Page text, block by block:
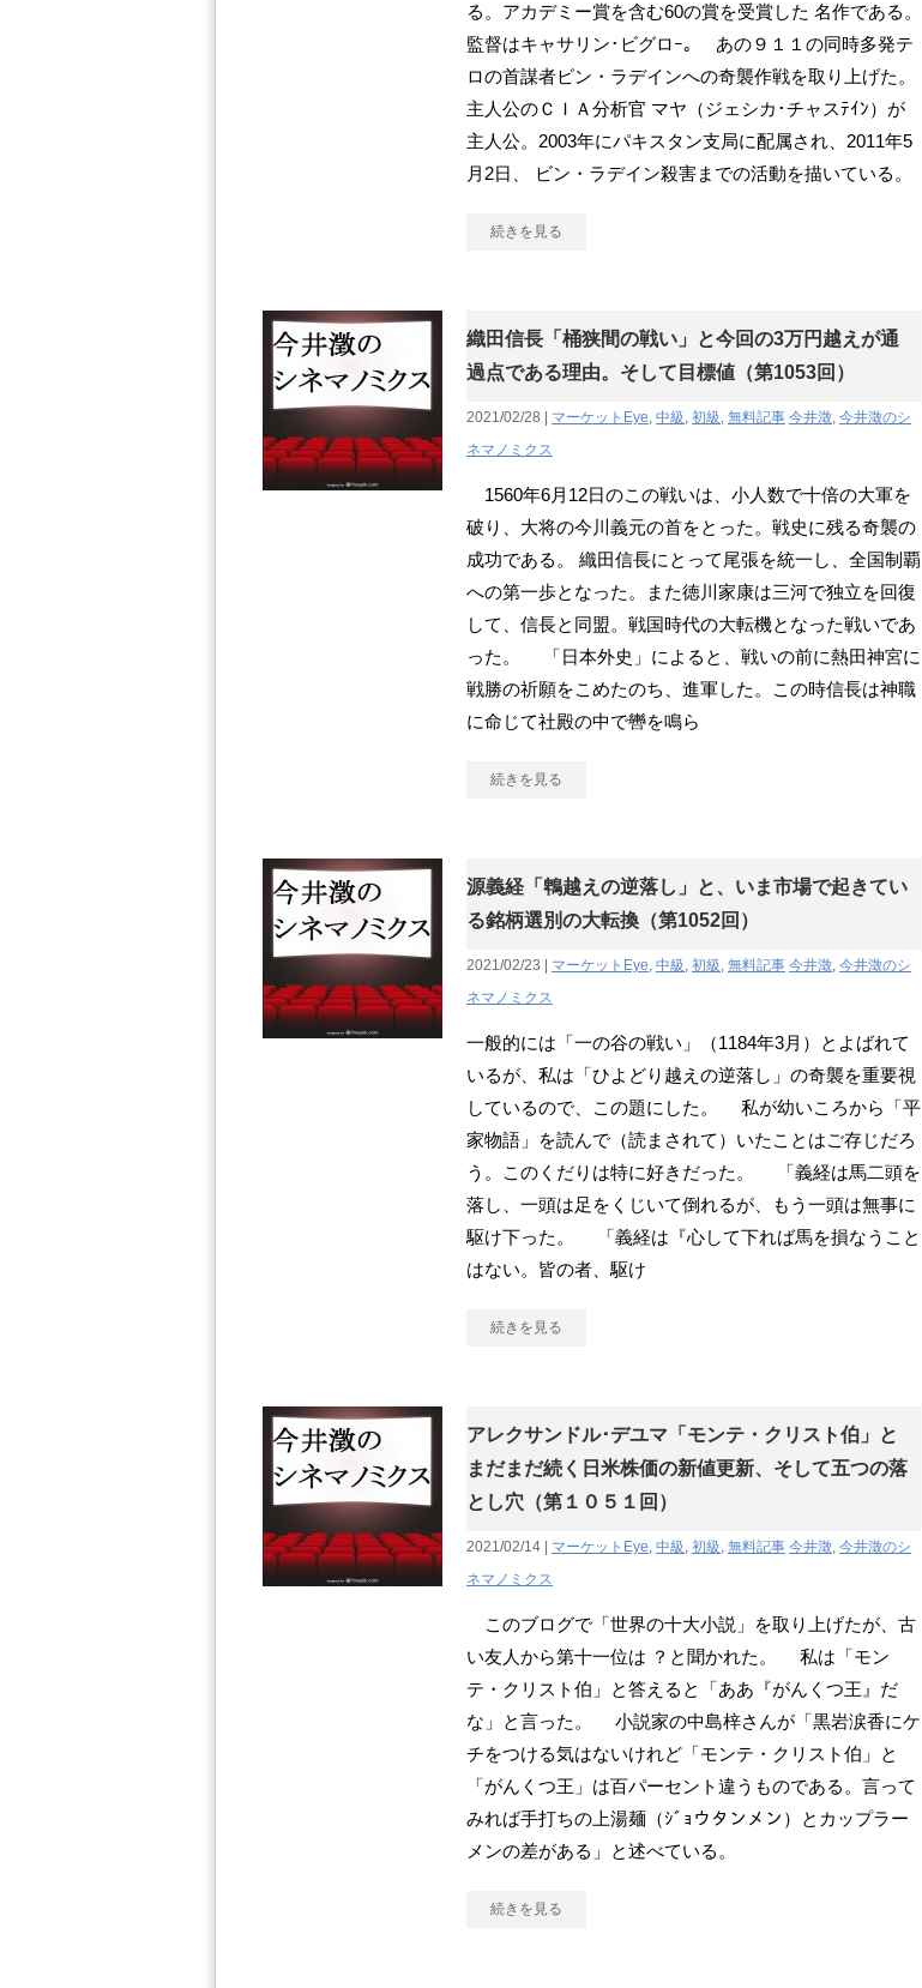
る。アカデミー賞を含む60の賞を受賞した 名作である。
監督はキャサリン･ビグロｰ｡ あの９１１の同時多発テ
ロの首謀者ビン・ラデインへの奇襲作戦を取り上げた。
主人公のＣＩＡ分析官 マヤ（ジェシカ･チャスﾃｲﾝ）が
主人公。2003年にパキスタン支局に配属され、2011年5
月2日、 ビン・ラデイン殺害までの活動を描いている。
続きを見る
織田信長「桶狭間の戦い」と今回の3万円越えが通
過点である理由。そして目標値（第1053回）
2021/02/28 | マーケットEye, 中級 , 初級 , 無料記事 今井澂, 今井澂のシ
ネマノミクス
1560年6月12日のこの戦いは、小人数で十倍の大軍を
破り、大将の今川義元の首をとった。戦史に残る奇襲の
成功である。 織田信長にとって尾張を統一し、全国制覇
への第一歩となった。また徳川家康は三河で独立を回復
して、信長と同盟。戦国時代の大転機となった戦いであ
った。 「日本外史」によると、戦いの前に熱田神宮に
戦勝の祈願をこめたのち、進軍した。この時信長は神職
に命じて社殿の中で轡を鳴ら
続きを見る
源義経「鵯越えの逆落し」と、いま市場で起きてい
る銘柄選別の大転換（第1052回）
2021/02/23 | マーケットEye, 中級 , 初級 , 無料記事 今井澂, 今井澂のシ
ネマノミクス
一般的には「一の谷の戦い」（1184年3月）とよばれて
いるが、私は「ひよどり越えの逆落し」の奇襲を重要視
しているので、この題にした。 私が幼いころから「平
家物語」を読んで（読まされて）いたことはご存じだろ
う。このくだりは特に好きだった。 「義経は馬二頭を
落し、一頭は足をくじいて倒れるが、もう一頭は無事に
駆け下った。 「義経は『心して下れば馬を損なうこと
はない。皆の者、駆け
続きを見る
アレクサンドル･デユマ「モンテ・クリスト伯」と
まだまだ続く日米株価の新値更新、そして五つの落
とし穴（第１０５１回）
2021/02/14 | マーケットEye, 中級 , 初級 , 無料記事 今井澂, 今井澂のシ
ネマノミクス
このブログで「世界の十大小説」を取り上げたが、古
い友人から第十一位は ？と聞かれた。 私は「モン
テ・クリスト伯」と答えると「ああ『がんくつ王』だ
な」と言った。 小説家の中島梓さんが「黒岩涙香にケ
チをつける気はないけれど「モンテ・クリスト伯」と
「がんくつ王」は百パーセント違うものである。言って
みれば手打ちの上湯麺（ｼﾞｮウタンメン）とカップラー
メンの差がある」と述べている。
続きを見る